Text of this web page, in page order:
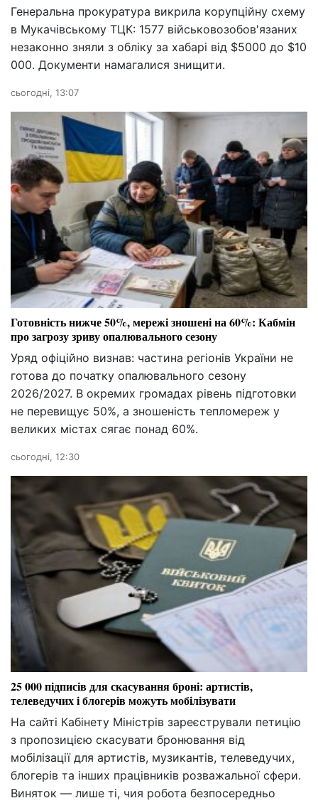
Генеральна прокуратура викрила корупційну схему
в Мукачівському ТЦК: 1577 військовозобов'язаних
незаконно зняли з обліку за хабарі від $5000 до $10
000. Документи намагалися знищити.
сьогодні, 13:07
Готовність нижче 50%, мережі зношені на 60%: Кабмін
про загрозу зриву опалювального сезону
Уряд офіційно визнав: частина регіонів України не
готова до початку опалювального сезону
2026/2027. В окремих громадах рівень підготовки
не перевищує 50%, а зношеність тепломереж у
великих містах сягає понад 60%.
сьогодні, 12:30
25 000 підписів для скасування броні: артистів,
телеведучих і блогерів можуть мобілізувати
На сайті Кабінету Міністрів зареєстрували петицію
з пропозицією скасувати бронювання від
мобілізації для артистів, музикантів, телеведучих,
блогерів та інших працівників розважальної сфери.
Виняток — лише ті, чия робота безпосередньо